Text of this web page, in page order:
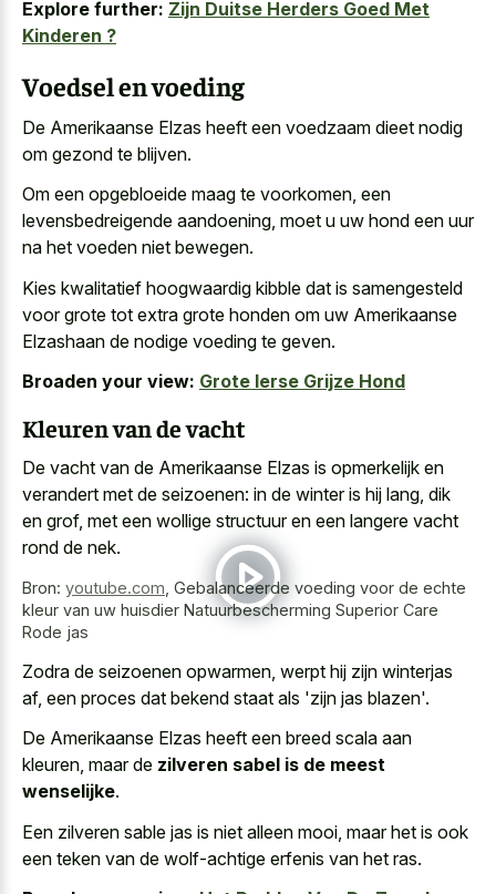
Explore further: Zijn Duitse Herders Goed Met
Kinderen ?
Voedsel en voeding
De Amerikaanse Elzas heeft een voedzaam dieet nodig
om gezond te blijven.
Om een opgebloeide maag te voorkomen, een
levensbedreigende aandoening, moet u uw hond een uur
na het voeden niet bewegen.
Kies kwalitatief hoogwaardig kibble dat is samengesteld
voor grote tot extra grote honden om uw Amerikaanse
Elzashaan de nodige voeding te geven.
Broaden your view: Grote Ierse Grijze Hond
Kleuren van de vacht
De vacht van de Amerikaanse Elzas is opmerkelijk en
verandert met de seizoenen: in de winter is hij lang, dik
en grof, met een wollige structuur en een langere vacht
rond de nek.
Bron: youtube.com Gebalanceerde voeding voor de echte
kleur van uw huisdier Natuurbescherming Superior Care
Rode jas
Zodra de seizoenen opwarmen, werpt hij zijn winterjas
af, een proces dat bekend staat als 'zijn jas blazen'.
De Amerikaanse Elzas heeft een breed scala aan
kleuren, maar de zilveren sabel is de meest
wenselijke.
Een zilveren sable jas is niet alleen mooi, maar het is ook
een teken van de wolf-achtige erfenis van het ras.